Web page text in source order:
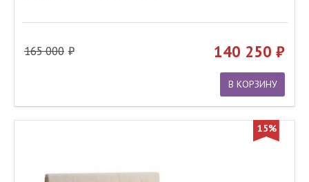
165 000 140 250
В КОРЗИНУ
15%